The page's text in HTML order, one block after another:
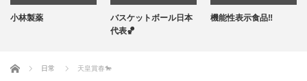
小林製薬
バスケットボール日本
代表🏀
機能性表示食品‼️
ホーム 日常 天皇賞春🐎